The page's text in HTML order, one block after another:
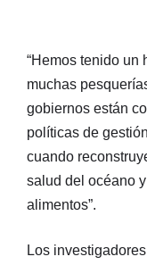
“Hemos tenido un
muchas
gobiernos están
políticas de
cuando
salud del océano
alimentos”.
Los